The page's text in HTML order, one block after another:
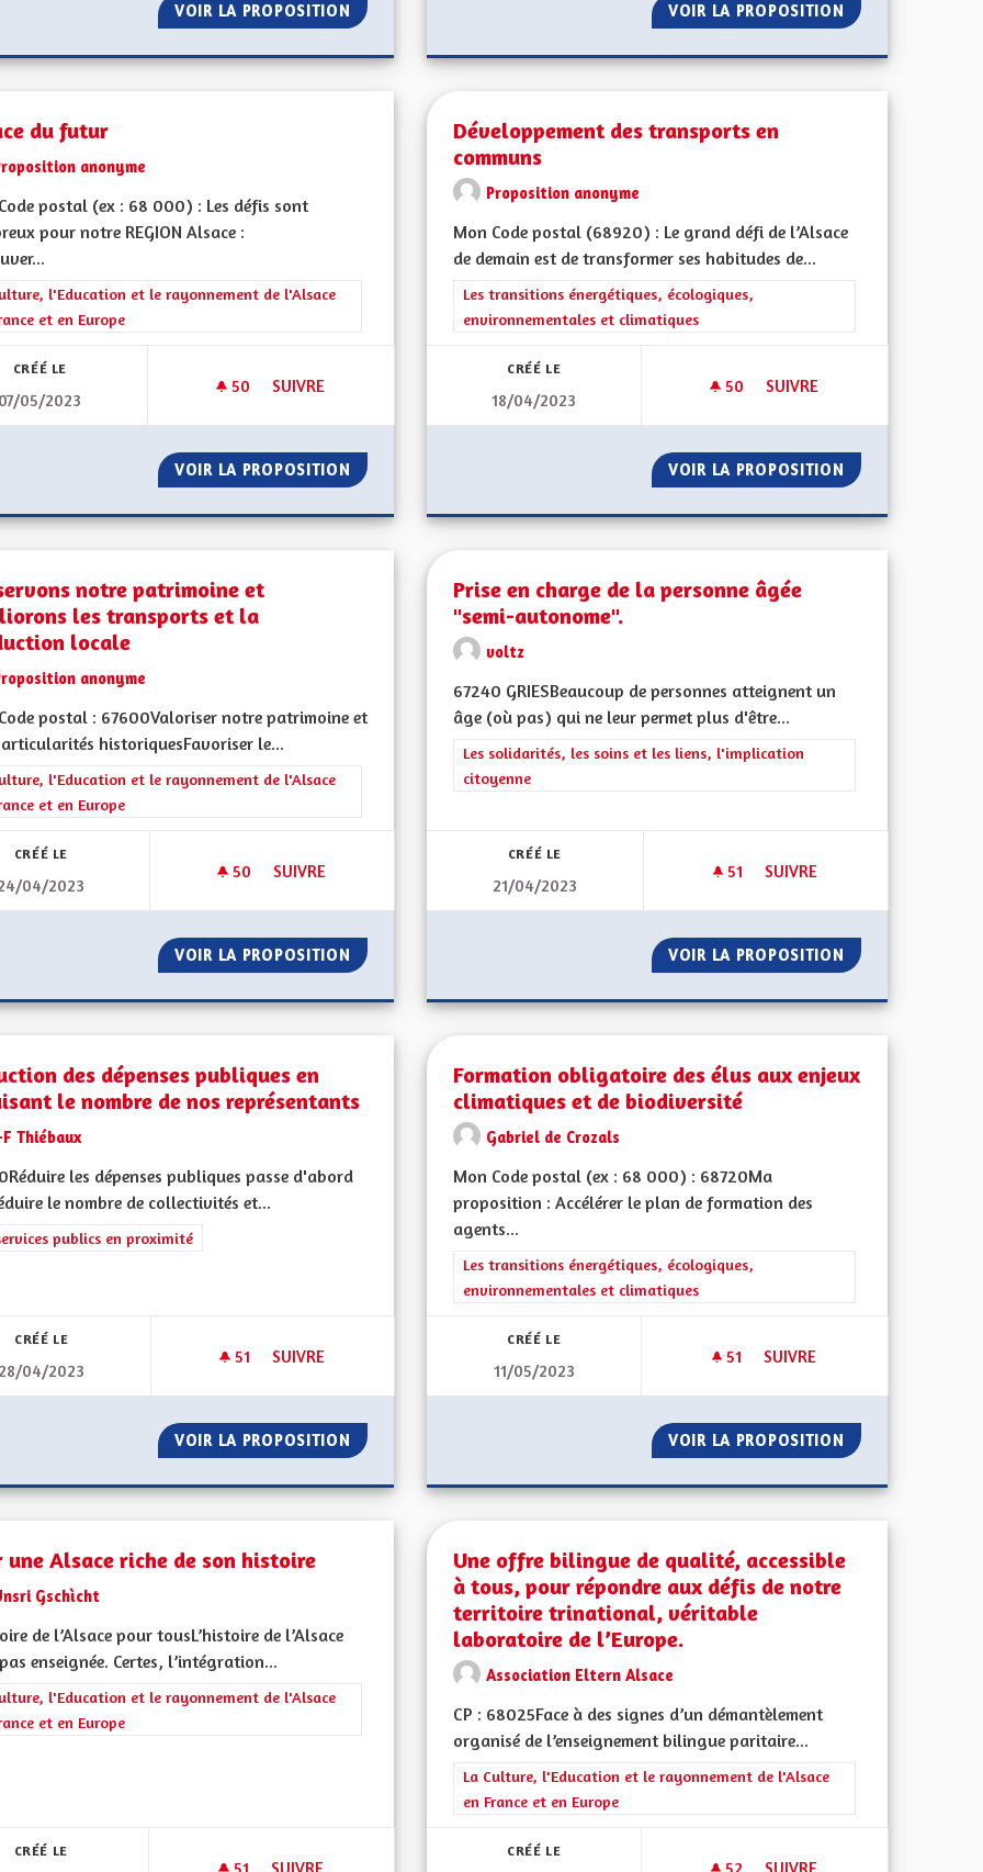
VOIR LA PROPOSITION CRÉER UNE DÉMOCRATIE ALSACIENNE VOIR LA PROPOSITION VERS UNE
du futur
anonyme
postal (ex : 68 000) : Les défis sont
pour notre REGION Alsace :
les résultats de la catégorie : La Culture, l'Education et le rayonnement de l'Alsace en France et en Europe
l'Education et le rayonnement de l'Alsace
et en Europe
CRÉÉ LE
07/05/2023
50 50 ABONNÉS
SUIVRE
VOIR LA PROPOSITION ALSACE DU FUTUR
Développement des transports en
communs
Proposition anonyme
Mon Code postal (68920) : Le grand défi de l’Alsace
de demain est de transformer ses habitudes de...
Filtrer les résultats de la catégorie : Les transitions énergétiques,
Les transitions énergétiques, écologiques,
environnementales et climatiques
CRÉÉ LE
18/04/2023
50 50 ABONNÉS
SUIVRE
VOIR LA PROPOSITION
notre patrimoine et
les transports et la
locale
anonyme
postal : 67600Valoriser notre patrimoine et
historiquesFavoriser le...
les résultats de la catégorie : La Culture, l'Education et le rayonnement de l'Alsace en France et en Europe
l'Education et le rayonnement de l'Alsace
et en Europe
CRÉÉ LE
04/2023
50 50 ABONNÉS
SUIVRE
CONSERVONS NOTRE PATRIMOINE ET AMÉLIORONS LES TRANSPORTS ET LA PRODUCTION LOCALE
VOIR LA PROPOSITION CONSERVONS NOTRE PATRIMOINE ET AMÉLIORONS LES TRANSPORTS ET LA
Prise en charge de la personne âgée
"semi-autonome".
voltz
67240 GRIESBeaucoup de personnes atteignent un
âge (où pas) qui ne leur permet plus d'être...
Filtrer les résultats de la catégorie : Les solidarités, les soins et les liens,
Les solidarités, les soins et les liens, l'implication
citoyenne
CRÉÉ LE
21/04/2023
51 51 ABONNÉS
SUIVRE
VOIR LA PROPOSITION PRISE EN
des dépenses publiques en
le nombre de nos représentants
F Thiébaux
les dépenses publiques passe d'abord
le nombre de collectivités et...
les résultats de la catégorie : Les services publics en proximité
publics en proximité
CRÉÉ LE
28/04/2023
51 51 ABONNÉS
SUIVRE
RÉDUCTION DES DÉPENSES PUBLIQUES EN RÉDUISANT LE NOMBRE DE NOS REPRÉSENTANTS
VOIR LA PROPOSITION RÉDUCTION DES DÉPENSES PUBLIQUES EN RÉDUISANT LE NOMBRE DE NOS
Formation obligatoire des élus aux enjeux
climatiques et de biodiversité
Gabriel de Crozals
Mon Code postal (ex : 68 000) : 68720Ma
proposition : Accélérer le plan de formation des
agents...
Filtrer les résultats de la catégorie : Les transitions énergétiques,
Les transitions énergétiques, écologiques,
environnementales et climatiques
CRÉÉ LE
11/05/2023
51 51 ABONNÉS
SUIVRE
VOIR LA PROPOSITION FORMATION
une Alsace riche de son histoire
Gschìcht
de l’Alsace pour tousL’histoire de l’Alsace
enseignée. Certes, l’intégration...
les résultats de la catégorie : La Culture, l'Education et le rayonnement de l'Alsace en France et en Europe
l'Education et le rayonnement de l'Alsace
et en Europe
CRÉÉ LE
51 51 ABONNÉS
SUIVRE
Une offre bilingue de qualité, accessible
à tous, pour répondre aux défis de notre
territoire trinational, véritable
laboratoire de l’Europe.
Association Eltern Alsace
CP : 68025Face à des signes d’un démantèlement
organisé de l’enseignement bilingue paritaire...
Filtrer les résultats de la catégorie : La Culture, l'Education et le
La Culture, l'Education et le rayonnement de l'Alsace
en France et en Europe
CRÉÉ LE
52 52 ABONNÉS
SUIVRE